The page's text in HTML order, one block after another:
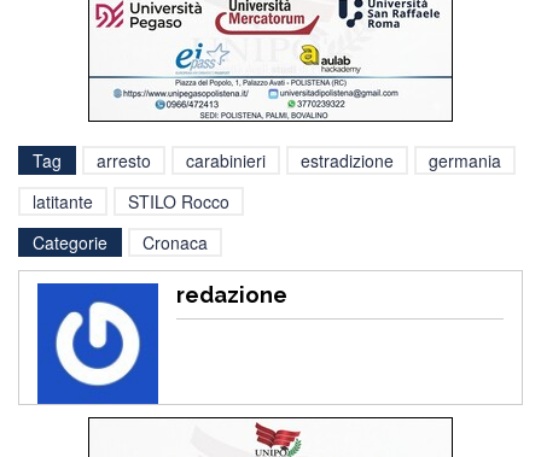
Tag arresto carabinieri estradizione
germania
latitante
STILO Rocco
Categorie
Cronaca
redazione